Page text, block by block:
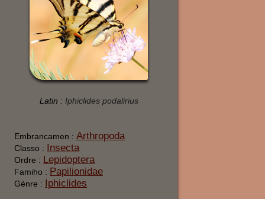
Latin : Iphiclides podalirius
Embrancamen : Arthropoda
Classo : Insecta
Ordre : Lepidoptera
Famiho : Papilionidae
Gènre : Iphiclides